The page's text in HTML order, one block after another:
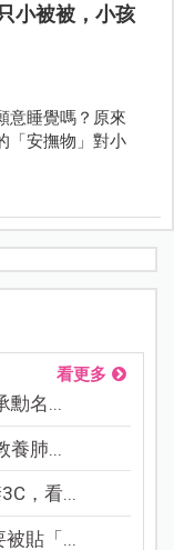
小被被，小孩
意睡覺嗎？原來
「安撫物」對小
看更多
勳名...
養肺...
，看...
貼「...